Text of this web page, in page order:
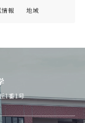
情報 地域
1番1号